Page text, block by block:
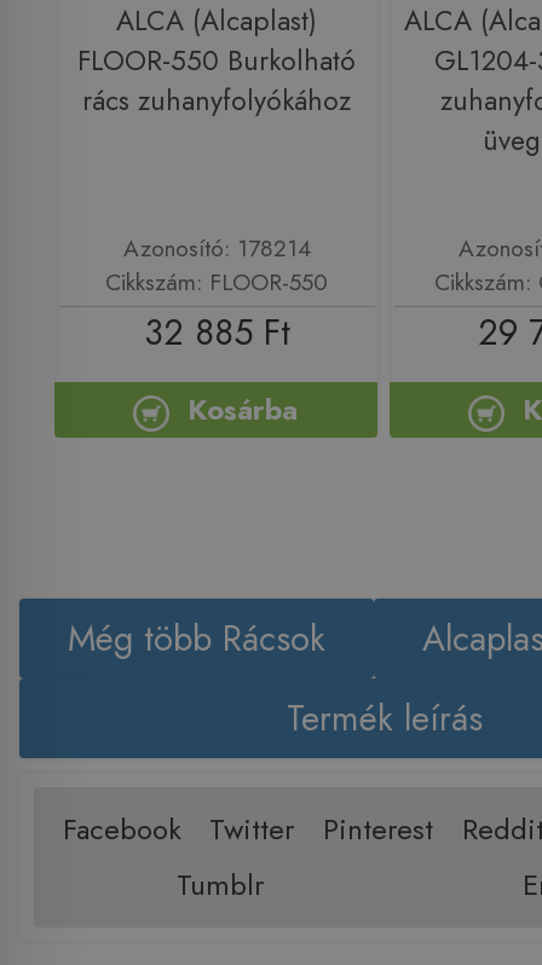
ALCA (Alcaplast)
FLOOR-550 Burkolható
rács zuhanyfolyókához
Azonosító: 178214
Cikkszám: FLOOR-550
32 885 Ft
Kosárba
ALCA
29
Még több Rácsok
Termék leírás
Facebook Twitter Pinterest
Tumblr